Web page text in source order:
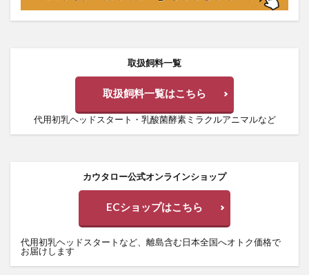
取扱飼料一覧
取扱飼料一覧はこちら
代用初乳ヘッドスタート・乳酸菌酵素ミラクルアニマルなど
カウタロー公式オンラインショップ
ECショップはこちら
代用初乳ヘッドスタートなど、離島含む日本全国へオトク価格で
お届けします